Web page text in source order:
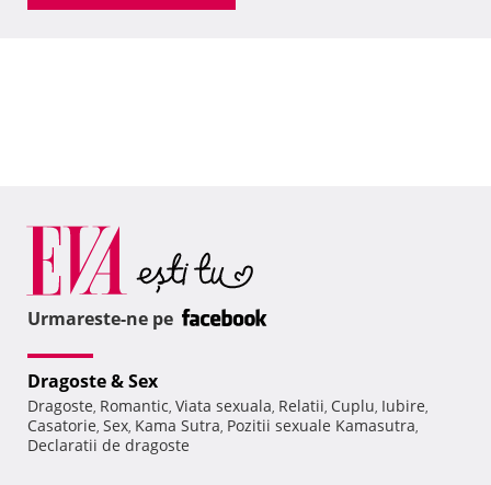
Urmareste-ne pe
Dragoste & Sex
Dragoste, Romantic, Viata sexuala, Relatii, Cuplu, Iubire,
Casatorie, Sex, Kama Sutra, Pozitii sexuale Kamasutra,
Declaratii de dragoste